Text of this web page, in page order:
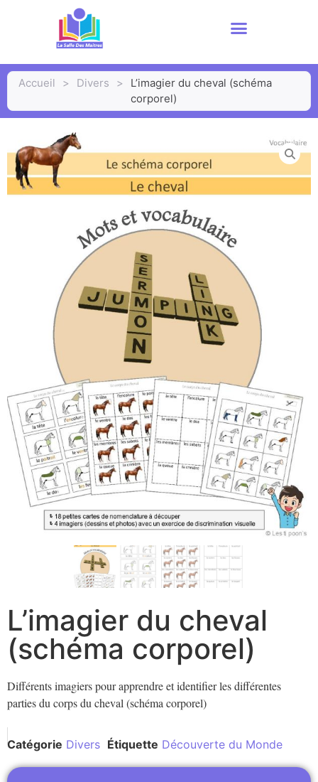
Accueil > Divers >
L’imagier du cheval (schéma
corporel)
L’imagier du cheval
(schéma corporel)
Différents imagiers pour apprendre et identifier les différentes
parties du corps du cheval (schéma corporel)
Catégorie Divers Étiquette Découverte du Monde